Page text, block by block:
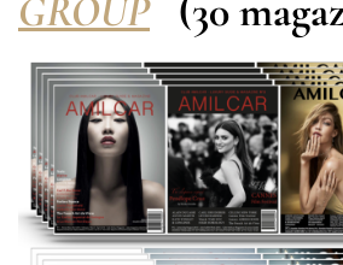
GROUP (30